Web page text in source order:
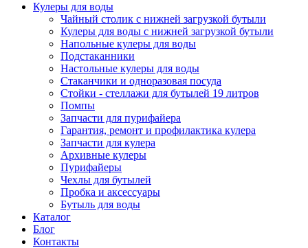
Кулеры для воды
Чайный столик с нижней загрузкой бутыли
Кулеры для воды с нижней загрузкой бутыли
Напольные кулеры для воды
Подстаканники
Настольные кулеры для воды
Стаканчики и одноразовая посуда
Стойки - стеллажи для бутылей 19 литров
Помпы
Запчасти для пурифайера
Гарантия, ремонт и профилактика кулера
Запчасти для кулера
Архивные кулеры
Пурифайеры
Чехлы для бутылей
Пробка и аксессуары
Бутыль для воды
Каталог
Блог
Контакты